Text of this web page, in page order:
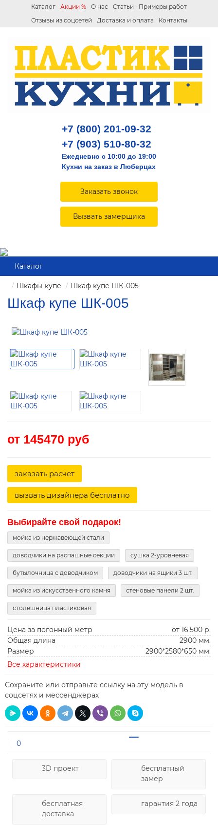
Каталог Акции % О нас Статьи
Примеры работ
Отзывы из соцсетей
Доставка и оплата Контакты
+7 (800) 201-09-32
+7 (903) 510-80-32
Ежедневно с 10:00 до 19:00
Кухни на заказ в Люберцах
Заказать звонок
Вызвать замерщика
Каталог
Шкафы-купе Шкаф купе ШК-005
Шкаф купе ШК-005
от 145470 руб
заказать расчет
вызвать дизайнера бесплатно
Выбирайте свой подарок!
мойка из нержавеющей стали
доводчики на распашные секции сушка 2-уровневая
бутылочница с доводчиком доводчики на ящики 3 шт.
мойка из искусственного камня стеновые панели 2 шт.
столешница пластиковая
Цена за погонный метр
от 16.500 р.
Общая длина
2900 мм.
Размер
2900*2580*650 мм.
Все характеристики
Сохраните или отправьте ссылку на эту модель в
соцсетях и мессенджерах
0
3D проект
бесплатный
замер
бесплатная
доставка
гарантия 2 года